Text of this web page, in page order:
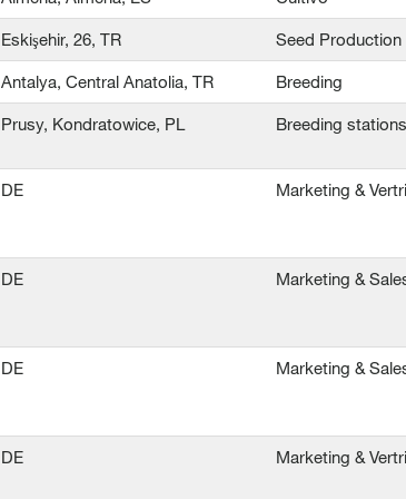
Eskişehir, 26, TR Seed Production
Antalya, Central Anatolia, TR Breeding
Prusy, Kondratowice, PL Breeding stations
DE Marketing &
DE Marketing &
DE Marketing &
DE Marketing &